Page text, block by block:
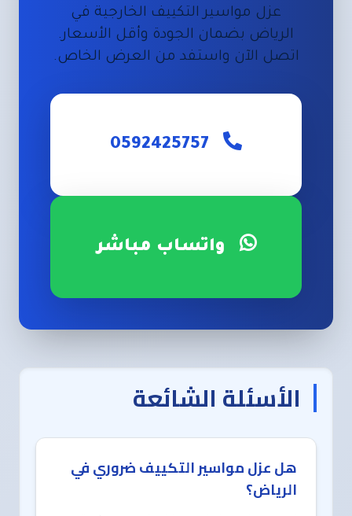
عزل مواسير التكييف الخارجية في
الرياض بضمان الجودة وأقل الأسعار.
اتصل الآن واستفد من العرض الخاص.
واتساب مباشر
الأسئلة الشائعة
هل عزل مواسير التكييف ضروري في
الرياض؟